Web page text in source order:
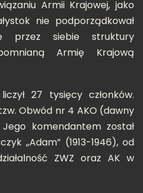
Armii Krajowej, jako
nie podporządkował
przez siebie struktury
Armię Krajową
27 tysięcy członków.
Obwód nr 4 AKO (dawny
komendantem został
,,Adam” (1913-1946), od
ZWZ oraz AK w